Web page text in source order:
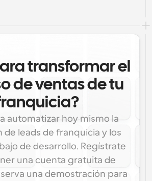
transformar el
de ventas de tu
automatizar hoy mismo la
de leads de franquicia y los
de desarrollo. Regístrate
una cuenta gratuita de
una demostración para